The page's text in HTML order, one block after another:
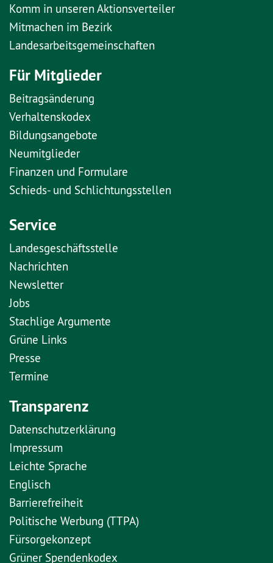
Komm in unseren Aktionsverteiler
Mitmachen im Bezirk
Landesarbeitsgemeinschaften
Für Mitglieder
Beitragsänderung
Verhaltenskodex
Bildungsangebote
Neumitglieder
Finanzen und Formulare
Schieds- und Schlichtungsstellen
Service
Landesgeschäftsstelle
Nachrichten
Newsletter
Jobs
Stachlige Argumente
Grüne Links
Presse
Termine
Transparenz
Datenschutzerklärung
Impressum
Leichte Sprache
Englisch
Barrierefreiheit
Politische Werbung (TTPA)
Fürsorgekonzept
Grüner Spendenkodex